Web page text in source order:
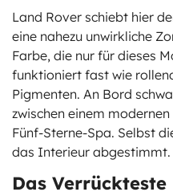
Land Rover schiebt hier
eine nahezu unwirkliche
Farbe, die nur für dieses
funktioniert fast wie
Pigmenten. An Bord
zwischen einem
Fünf-Sterne-Spa. Selbst
das Interieur abgestimmt.
Das